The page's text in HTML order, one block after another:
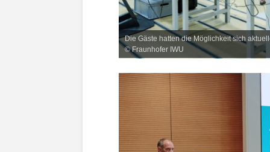
Die Gäste hatten die Möglichkeit sich
© Fraunhofer IWU